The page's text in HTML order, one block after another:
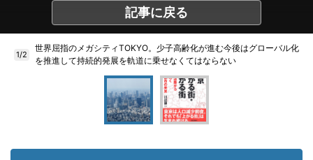
記事に戻る
1/2
世界屈指のメガシティTOKYO。少子高齢化が進む今後はグローバル化
を推進して持続的発展を軌道に乗せなくてはならない